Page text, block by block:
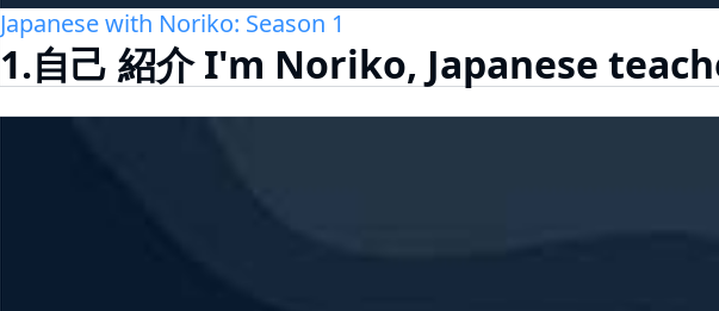
Japanese with Noriko: Season 1
1.自己 紹介 I'm Noriko, Japanese